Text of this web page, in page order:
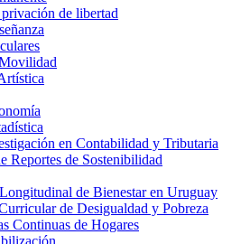
de libertad
en Contabilidad y Tributaria
Reportes de Sostenibilidad
de Bienestar en Uruguay
de Desigualdad y Pobreza
Continuas de Hogares